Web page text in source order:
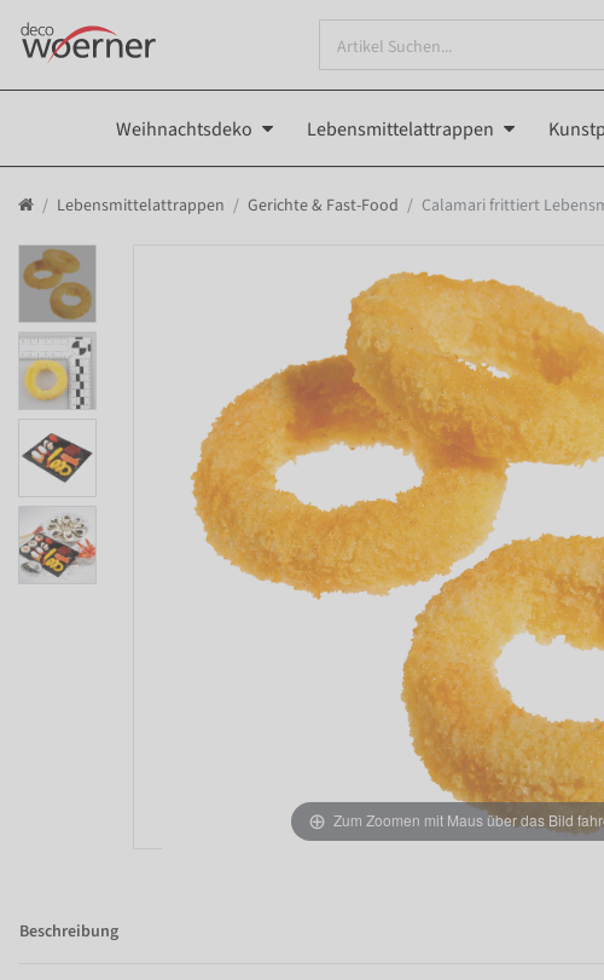
Weihnachtsdeko Lebensmittelattrappen
Lebensmittelattrappen Gerichte & Fast-Food Calamari frittiert
Zum Zoomen mit Maus über das Bild
Beschreibung